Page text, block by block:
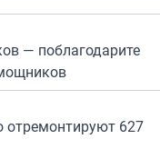
— поблагодарите
отремонтируют 627